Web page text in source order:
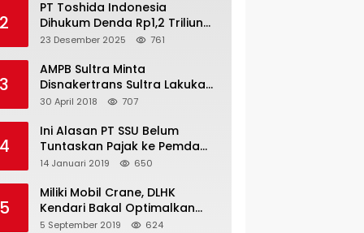
2
PT Toshida Indonesia
Dihukum Denda Rp1,2 Triliun
atas Aktivitas Tambang
23 Desember 2025 761
3
AMPB Sultra Minta
Disnakertrans Sultra Lakukan
Sweeping TKA
30 April 2018 707
4
Ini Alasan PT SSU Belum
Tuntaskan Pajak ke Pemda
Bombana Sebesar Rp8 Miliar
14 Januari 2019 650
5
Miliki Mobil Crane, DLHK
Kendari Bakal Optimalkan
Pangkas Pohon Peneduh
5 September 2019 624